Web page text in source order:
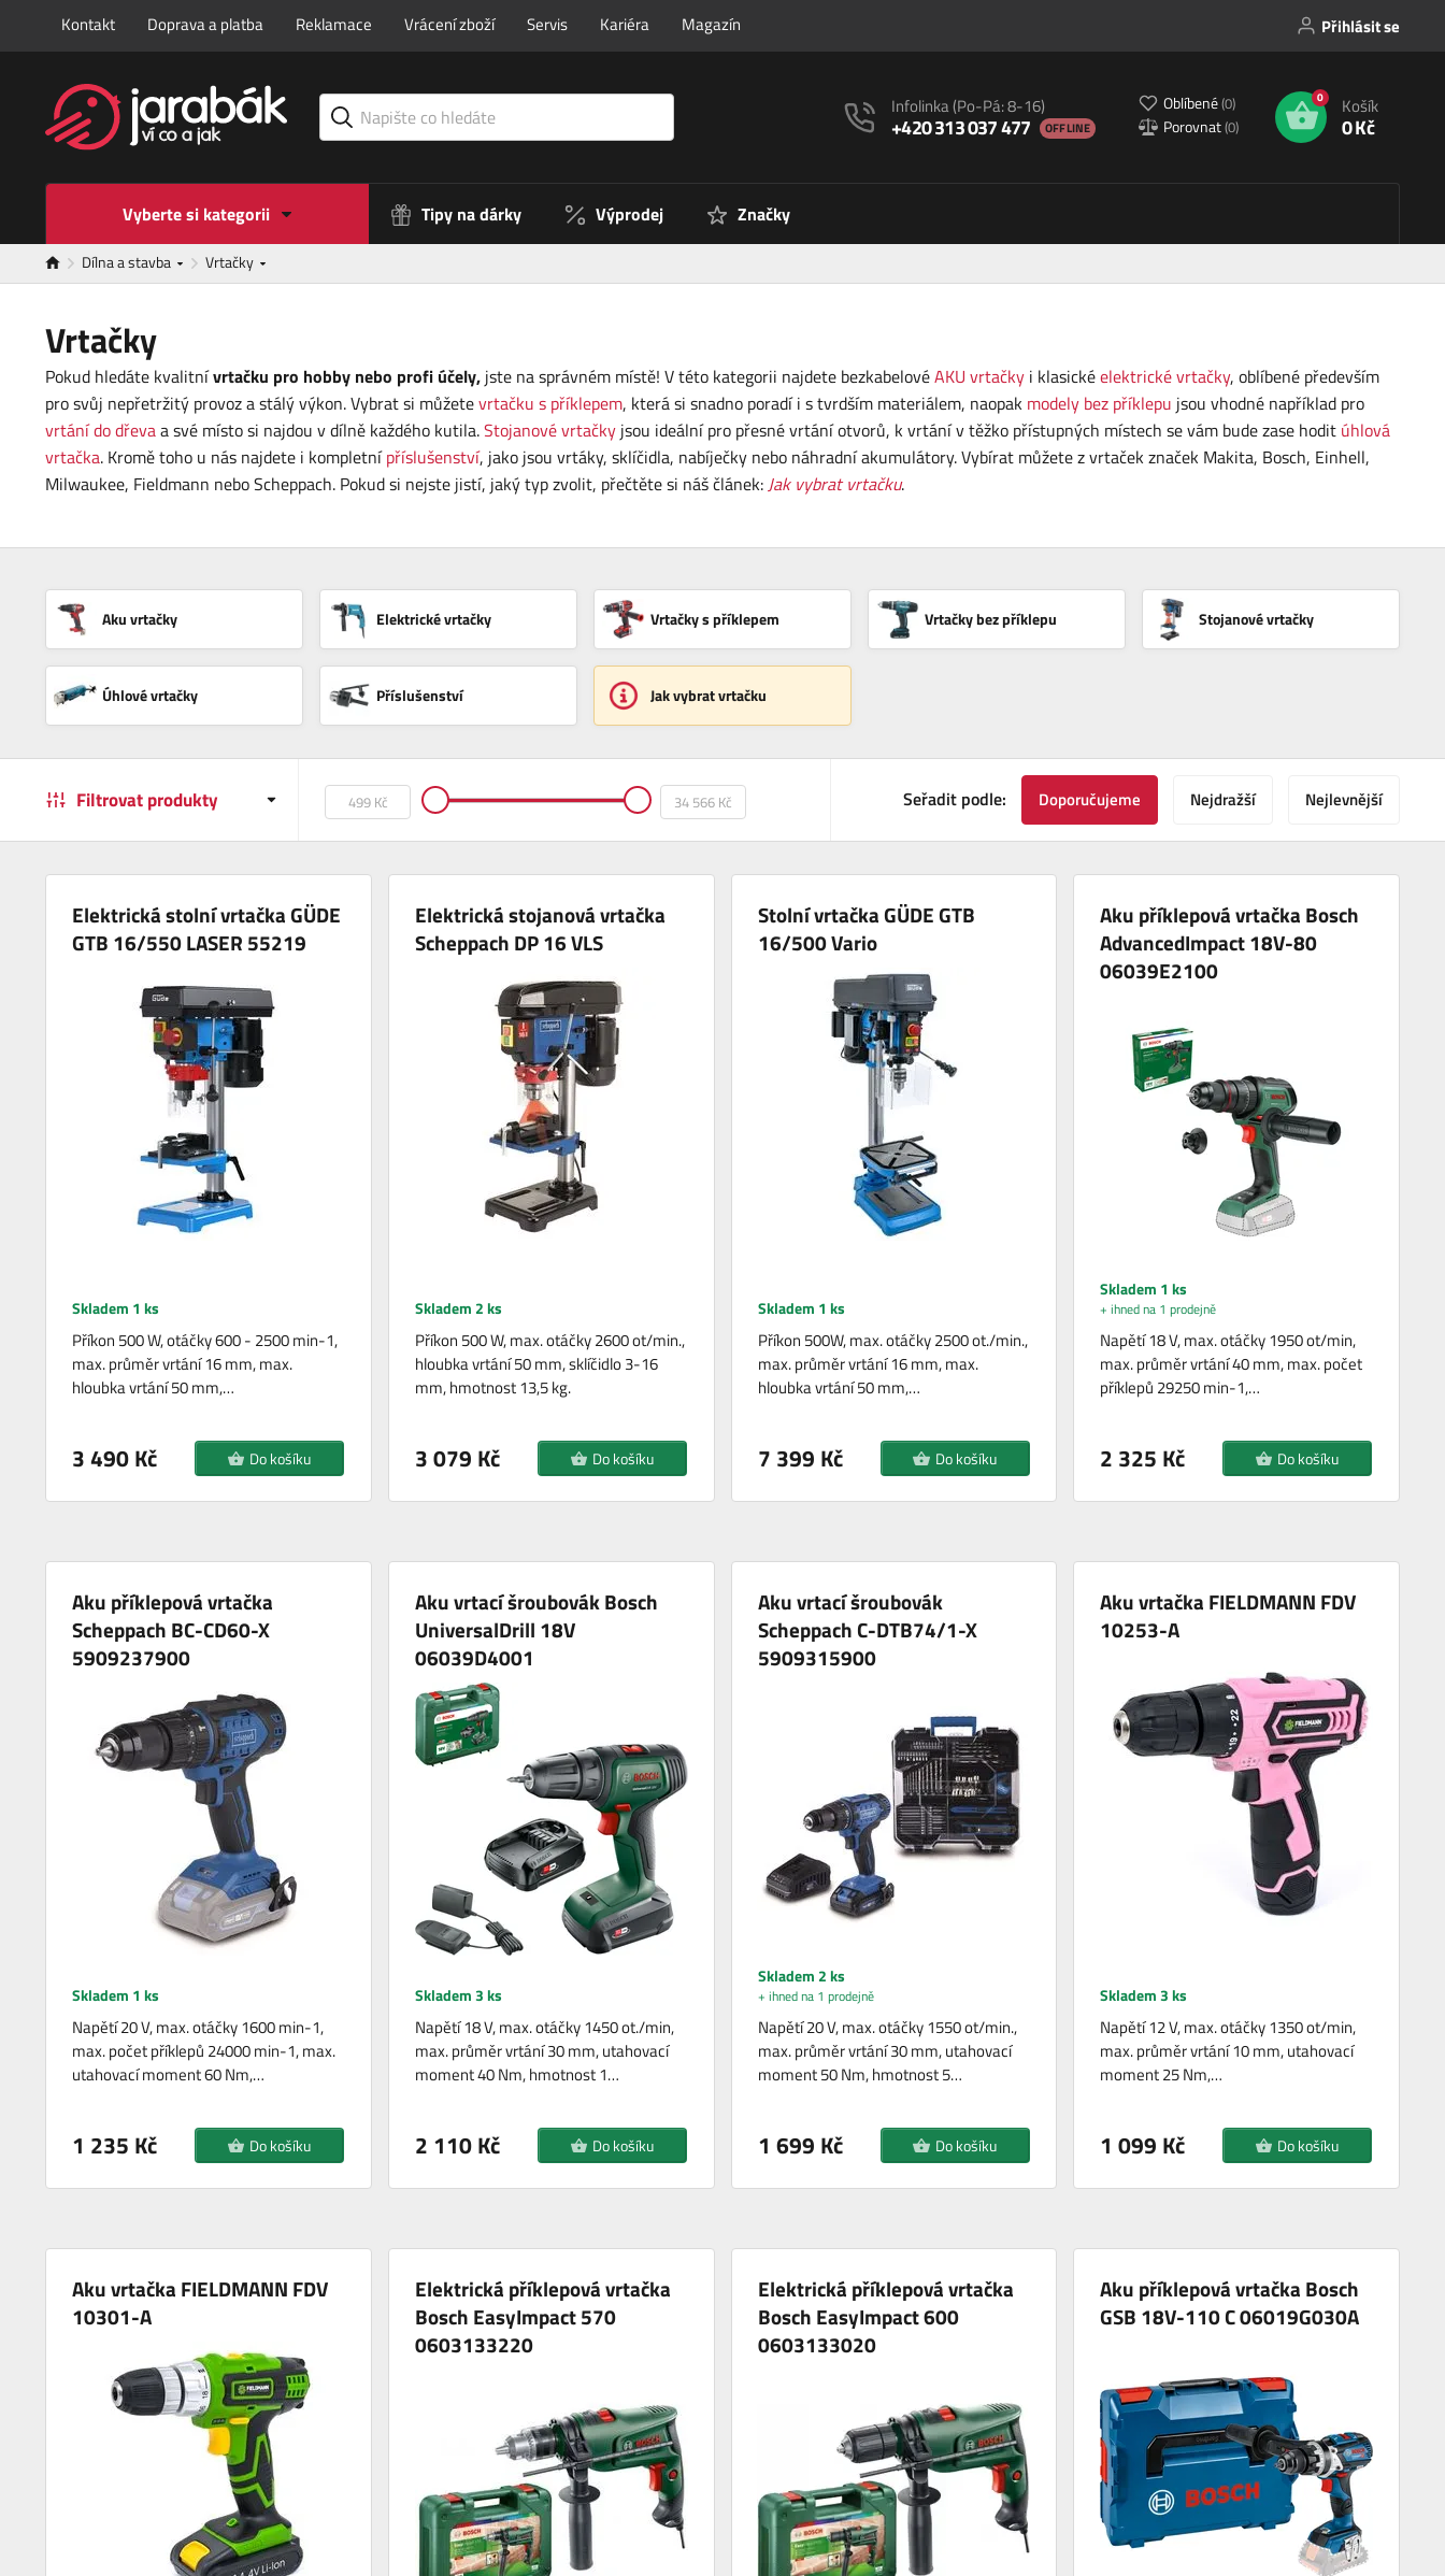
Kontakt Doprava a platba Reklamace Vrácení zboží Servis Kariéra Magazín Přihlásit se
Infolinka(Po-Pá: 8-16)
+420 313 037 477 OFFLINE
Oblíbené(0)
Porovnat(0)
0 Košík
0 Kč
Vyberte si kategorii Tipy na dárky Výprodej Značky
Dílna a stavba Vrtačky
Vrtačky
Pokud hledáte kvalitnívrtačku pro hobby nebo profi účely, jste na správném místě! V této kategorii najdete bezkabelovéAKU vrtačky i klasickéelektrické vrtačky, oblíbené především
pro svůj nepřetržitý provoz a stálý výkon. Vybrat si můžetevrtačku s příklepem, která si snadno poradí i s tvrdším materiálem, naopak modely bez příklepu jsou vhodné například pro
vrtání do dřevaa své místo si najdou v dílně každého kutila.Stojanové vrtačky jsou ideální pro přesné vrtání otvorů, k vrtání v těžko přístupných místech se vám bude zase hodit úhlová
vrtačka. Kromě toho u nás najdete i kompletnípříslušenství, jako jsou vrtáky, sklíčidla, nabíječky nebo náhradní akumulátory. Vybírat můžete z vrtaček značek Makita, Bosch, Einhell,
Milwaukee, Fieldmann nebo Scheppach. Pokud si nejste jistí, jaký typ zvolit, přečtěte si náš článek:Jak vybrat vrtačku.
Aku vrtačky Elektrické vrtačky Vrtačky s příklepem Vrtačky bez příklepu Stojanové vrtačky
Úhlové vrtačky Příslušenství Jak vybrat vrtačku
Filtrovat produkty Seřadit podle: Doporučujeme Nejdražší Nejlevnější
Elektrická stolní vrtačka GÜDE
GTB 16/550 LASER 55219
Skladem 1 ks
Příkon 500 W, otáčky 600 - 2500 min-1,
max. průměr vrtání 16 mm, max.
hloubka vrtání 50 mm,…
3 490 Kč Do košíku
Elektrická stojanová vrtačka
Scheppach DP 16 VLS
Skladem 2 ks
Příkon 500 W, max. otáčky 2600 ot/min.,
hloubka vrtání 50 mm, sklíčidlo 3-16
mm, hmotnost 13,5 kg.
3 079 Kč Do košíku
Stolní vrtačka GÜDE GTB
16/500 Vario
Skladem 1 ks
Příkon 500W, max. otáčky 2500 ot./min.,
max. průměr vrtání 16 mm, max.
hloubka vrtání 50 mm,…
7 399 Kč Do košíku
Aku příklepová vrtačka Bosch
AdvancedImpact 18V-80
06039E2100
Skladem 1 ks
+ ihned na 1 prodejně
Napětí 18 V, max. otáčky 1950 ot/min,
max. průměr vrtání 40 mm, max. počet
příklepů 29250 min-1,…
2 325 Kč Do košíku
Aku příklepová vrtačka
Scheppach BC-CD60-X
5909237900
Skladem 1 ks
Napětí 20 V, max. otáčky 1600 min-1,
max. počet příklepů 24000 min-1, max.
utahovací moment 60 Nm,…
1 235 Kč Do košíku
Aku vrtací šroubovák Bosch
UniversalDrill 18V
06039D4001
Skladem 3 ks
Napětí 18 V, max. otáčky 1450 ot./min,
max. průměr vrtání 30 mm, utahovací
moment 40 Nm, hmotnost 1…
2 110 Kč Do košíku
Aku vrtací šroubovák
Scheppach C-DTB74/1-X
5909315900
Skladem 2 ks
+ ihned na 1 prodejně
Napětí 20 V, max. otáčky 1550 ot/min.,
max. průměr vrtání 30 mm, utahovací
moment 50 Nm, hmotnost 5…
1 699 Kč Do košíku
Aku vrtačka FIELDMANN FDV
10253-A
Skladem 3 ks
Napětí 12 V, max. otáčky 1350 ot/min,
max. průměr vrtání 10 mm, utahovací
moment 25 Nm,…
1 099 Kč Do košíku
Aku vrtačka FIELDMANN FDV
10301-A
Elektrická příklepová vrtačka
Bosch EasyImpact 570
0603133220
Elektrická příklepová vrtačka
Bosch EasyImpact 600
0603133020
Aku příklepová vrtačka Bosch
GSB 18V-110 C 06019G030A